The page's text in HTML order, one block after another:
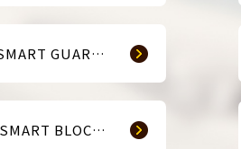
【販売開始のお知らせ】SMART GUARD 3
【販売開始のお知らせ】 SMART BLOCKER 2nd-Edition Plus